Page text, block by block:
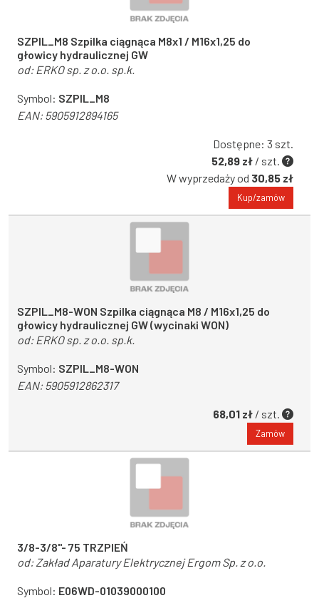
SZPIL_M8 Szpilka ciągnąca M8x1 / M16x1,25 do
głowicy hydraulicznej GW
od: ERKO sp. z o.o. sp.k.
Symbol: SZPIL_M8
EAN:5905912894165
Dostępne: 3 szt.
52,89 zł / szt.
W wyprzedaży od 30,85 zł
Kup/zamów
SZPIL_M8-WON Szpilka ciągnąca M8 / M16x1,25 do
głowicy hydraulicznej GW (wycinaki WON)
od: ERKO sp. z o.o. sp.k.
Symbol: SZPIL_M8-WON
EAN:5905912862317
68,01 zł / szt.
Zamów
3/8-3/8"- 75 TRZPIEŃ
od: Zakład Aparatury Elektrycznej Ergom Sp. z o.o.
Symbol: E06WD-01039000100